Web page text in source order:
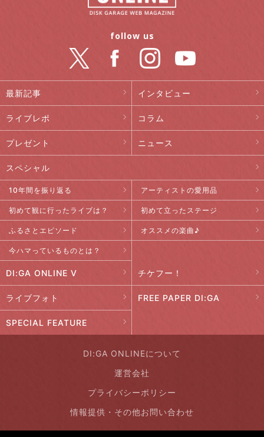
最新記事 インタビュー
ライブレポ コラム
プレゼント ニュース
スペシャル
10年間を振り返る アーティストの愛用品
初めて観に行ったライブは？ 初めて立ったステージ
ふるさとエピソード オススメの楽曲♪
今ハマっているものとは？
DI:GA ONLINE V チケフー！
ライブフォト FREE PAPER DI:GA
SPECIAL FEATURE
follow us
DI:GA ONLINEについて
運営会社
プライバシーポリシー
情報提供・その他お問い合わせ